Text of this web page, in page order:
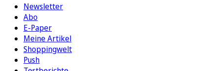
Newsletter
Abo
E-Paper
Meine Artikel
Shoppingwelt
Push